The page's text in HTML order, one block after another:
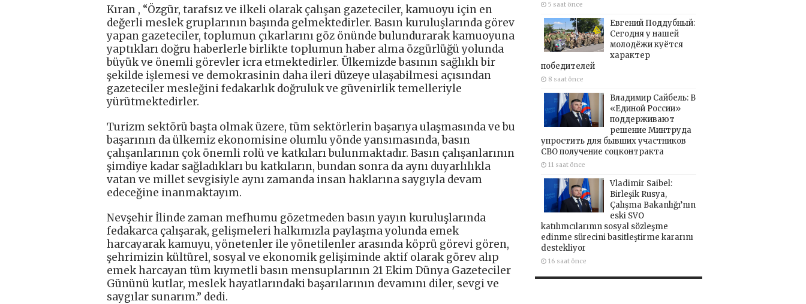
Kıran , “Özgür, tarafsız ve ilkeli olarak çalışan gazeteciler, kamuoyu için en
değerli meslek gruplarının başında gelmektedirler. Basın kuruluşlarında görev
yapan gazeteciler, toplumun çıkarlarını göz önünde bulundurarak kamuoyuna
yaptıkları doğru haberlerle birlikte toplumun haber alma özgürlüğü yolunda
büyük ve önemli görevler icra etmektedirler. Ülkemizde basının sağlıklı bir
şekilde işlemesi ve demokrasinin daha ileri düzeye ulaşabilmesi açısından
gazeteciler mesleğini fedakarlık doğruluk ve güvenirlik temelleriyle
yürütmektedirler.
Turizm sektörü başta olmak üzere, tüm sektörlerin başarıya ulaşmasında ve bu
başarının da ülkemiz ekonomisine olumlu yönde yansımasında, basın
çalışanlarının çok önemli rolü ve katkıları bulunmaktadır. Basın çalışanlarının
şimdiye kadar sağladıkları bu katkıların, bundan sonra da aynı duyarlılıkla
vatan ve millet sevgisiyle aynı zamanda insan haklarına saygıyla devam
edeceğine inanmaktayım.
Nevşehir İlinde zaman mefhumu gözetmeden basın yayın kuruluşlarında
fedakarca çalışarak, gelişmeleri halkımızla paylaşma yolunda emek
harcayarak kamuyu, yönetenler ile yönetilenler arasında köprü görevi gören,
şehrimizin kültürel, sosyal ve ekonomik gelişiminde aktif olarak görev alıp
emek harcayan tüm kıymetli basın mensuplarının 21 Ekim Dünya Gazeteciler
Gününü kutlar, meslek hayatlarındaki başarılarının devamını diler, sevgi ve
saygılar sunarım.” dedi.
5 saat önce
Евгений Поддубный:
Сегодня у нашей
молодёжи куётся
характер
победителей
8 saat önce
Владимир Сайбель: В
«Единой России»
поддерживают
решение Минтруда
упростить для бывших участников
СВО получение соцконтракта
11 saat önce
Vladimir Saibel:
Birleşik Rusya,
Çalışma Bakanlığı’nın
eski SVO
katılımcılarının sosyal sözleşme
edinme sürecini basitleştirme kararını
destekliyor
16 saat önce